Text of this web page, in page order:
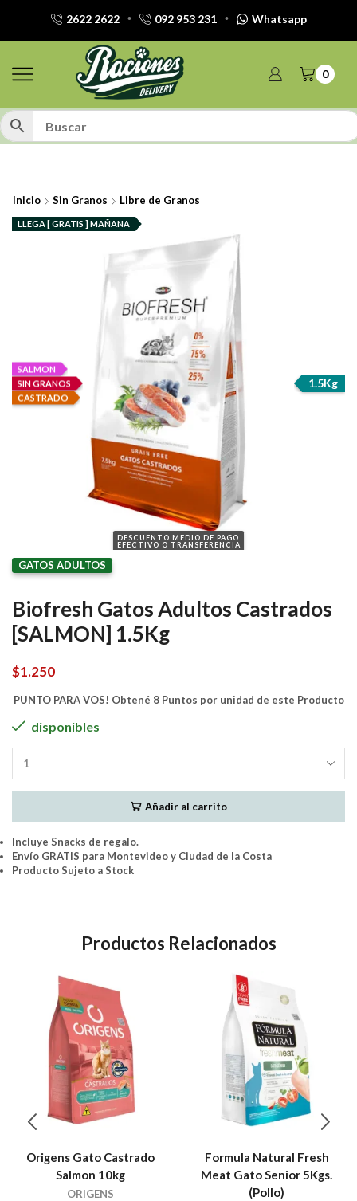
2622 2622 092 953 231 Whatsapp
0
Inicio Sin Granos Libre de Granos
DESCUENTO MEDIO DE PAGO
EFECTIVO O TRANSFERENCIA
1.5Kg
SALMON
SIN GRANOS
CASTRADO
LLEGA [ GRATIS ] MAÑANA
GATOS ADULTOS
Biofresh Gatos Adultos Castrados
[SALMON] 1.5Kg
$1.250
PUNTO PARA VOS! Obtené 8 Puntos por unidad de este Producto
disponibles
Castrados
cantidad
Añadir al carrito
Incluye Snacks de regalo.
Envío GRATIS para Montevideo y Ciudad de la Costa
Producto Sujeto a Stock
Productos Relacionados
Origens Gato Castrado
Salmon 10kg
ORIGENS
Formula Natural Fresh
Meat Gato Senior 5Kgs.
(Pollo)